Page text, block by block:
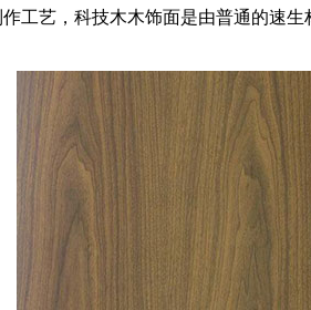
工艺，科技木木饰面是由普通的速